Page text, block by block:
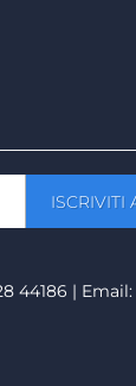
44186 | Email: